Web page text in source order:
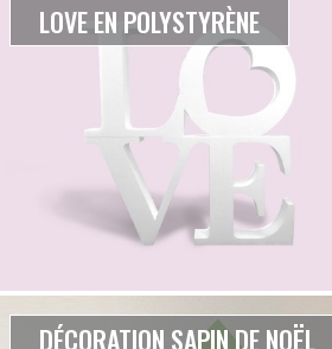
LOVE EN POLYSTYRÈNE
DÉCORATION SAPIN DE NOËL